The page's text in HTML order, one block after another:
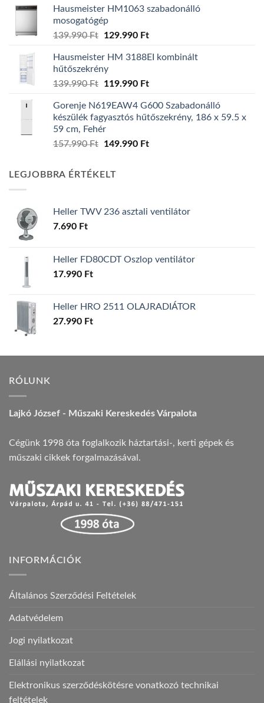
Hausmeister HM1063 szabadonálló
mosogatógép
139.990Ft
Original
was:
139.990 Ft.
129.990 FtCurrent
is:
Hausmeister HM 3188EI kombinált
hűtőszekrény
139.990Ft
Original
was:
139.990 Ft.
119.990 FtCurrent
is:
119.990 Ft.
Gorenje N619EAW4 G600 Szabadonálló
készülék fagyasztós hűtőszekrény, 186 x 59.5 x
59 cm, Fehér
157.990Ft
Original
157.990 Ft.
149.990 FtCurrent
LEGJOBBRA ÉRTÉKELT
Heller TWV 236 asztali ventilátor
7.690 Ft
Heller FD80CDT Oszlop ventilátor
17.990 Ft
Heller HRO 2511 OLAJRADIÁTOR
27.990 Ft
RÓLUNK
Lajkó József - Műszaki Kereskedés Várpalota
Cégünk 1998 óta foglalkozik háztartási-, kerti gépek és
műszaki cikkek forgalmazásával.
INFORMÁCIÓK
Általános Szerződési Feltételek
Adatvédelem
Jogi nyilatkozat
Elállási nyilatkozat
Elektronikus szerződéskötésre vonatkozó technikai
feltételek